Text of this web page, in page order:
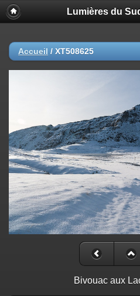
Lumières du
Accueil / XT508625
Bivouac aux